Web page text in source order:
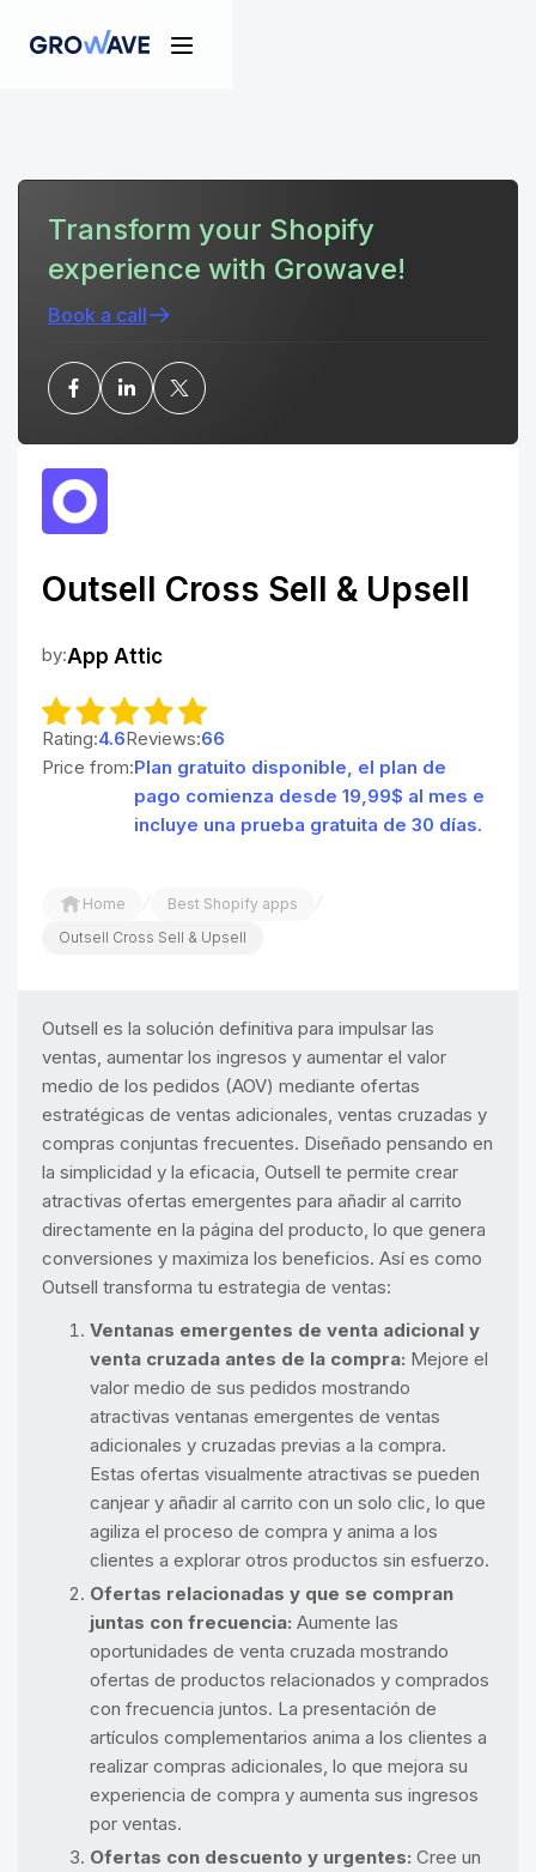
Transform your Shopify
experience with Growave!
Book a call
Outsell Cross Sell & Upsell
by:App Attic
Rating:4.6Reviews:66
Price from:Plan gratuito disponible, el plan de
pago comienza desde 19,99$ al mes e
incluye una prueba gratuita de 30 días.
Home / Best Shopify apps /
Outsell Cross Sell & Upsell
Outsell es la solución definitiva para impulsar las
ventas, aumentar los ingresos y aumentar el valor
medio de los pedidos (AOV) mediante ofertas
estratégicas de ventas adicionales, ventas cruzadas y
compras conjuntas frecuentes. Diseñado pensando en
la simplicidad y la eficacia, Outsell te permite crear
atractivas ofertas emergentes para añadir al carrito
directamente en la página del producto, lo que genera
conversiones y maximiza los beneficios. Así es como
Outsell transforma tu estrategia de ventas:
Ventanas emergentes de venta adicional y
venta cruzada antes de la compra: Mejore el
valor medio de sus pedidos mostrando
atractivas ventanas emergentes de ventas
adicionales y cruzadas previas a la compra.
Estas ofertas visualmente atractivas se pueden
canjear y añadir al carrito con un solo clic, lo que
agiliza el proceso de compra y anima a los
clientes a explorar otros productos sin esfuerzo.
Ofertas relacionadas y que se compran
juntas con frecuencia: Aumente las
oportunidades de venta cruzada mostrando
ofertas de productos relacionados y comprados
con frecuencia juntos. La presentación de
artículos complementarios anima a los clientes a
realizar compras adicionales, lo que mejora su
experiencia de compra y aumenta sus ingresos
por ventas.
Ofertas con descuento y urgentes: Cree un